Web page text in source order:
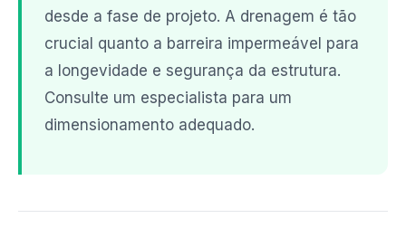
desde a fase de projeto. A drenagem é tão
crucial quanto a barreira impermeável para
a longevidade e segurança da estrutura.
Consulte um especialista para um
dimensionamento adequado.